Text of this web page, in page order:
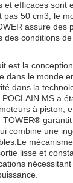
et efficaces sont
pas 50 cm3, le
assure des
des conditions
est la
dans le monde
dans la
MS a
à piston,
combine une
lisse et